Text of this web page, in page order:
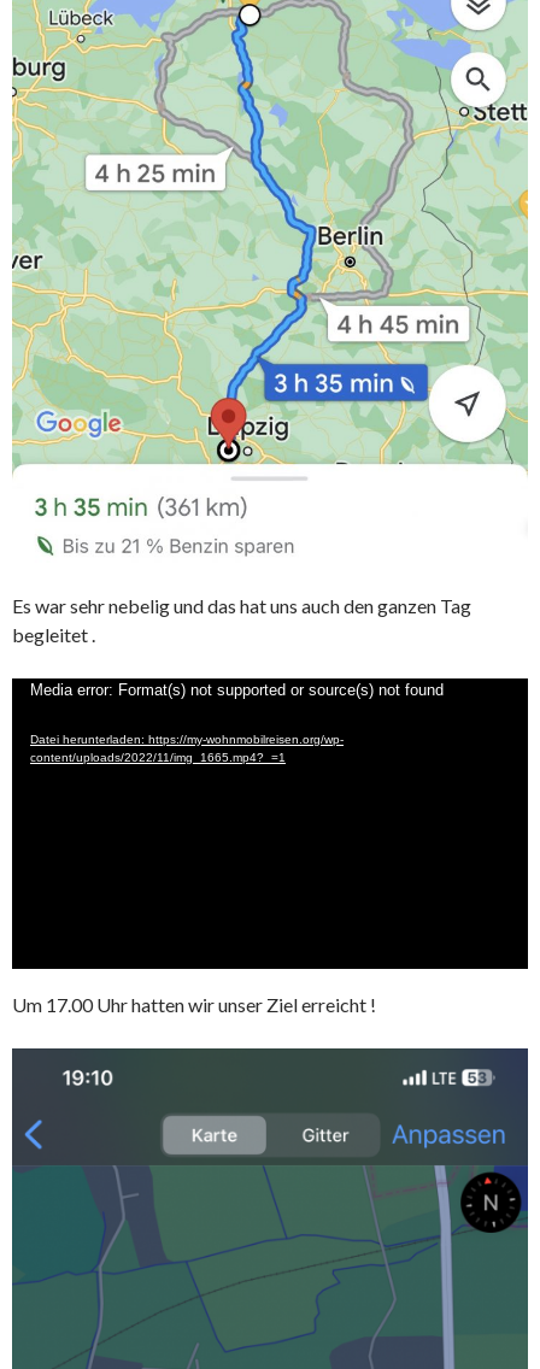
Es war sehr nebelig und das hat uns auch den ganzen Tag
begleitet .
Video-
Media error: Format(s) not supported or source(s) not found
Datei herunterladen: https://my-wohnmobilreisen.org/wp-
content/uploads/2022/11/img_1665.mp4?_=1
Um 17.00 Uhr hatten wir unser Ziel erreicht !